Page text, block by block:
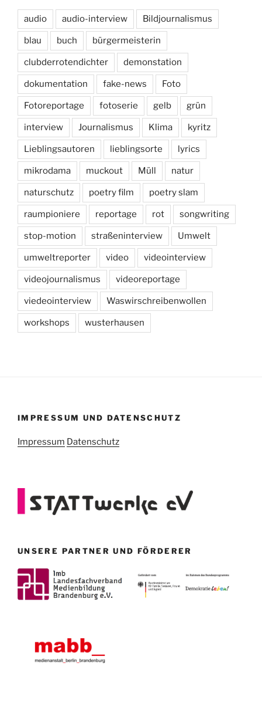
audio audio-interview Bildjournalismus
blau buch bürgermeisterin
clubderrotendichter demonstation
dokumentation fake-news Foto
Fotoreportage fotoserie gelb grün
interview Journalismus Klima kyritz
Lieblingsautoren lieblingsorte lyrics
mikrodama muckout Müll natur
naturschutz poetry film poetry slam
raumpioniere reportage rot songwriting
stop-motion straßeninterview Umwelt
umweltreporter video videointerview
videojournalismus videoreportage
viedeointerview Waswirschreibenwollen
workshops wusterhausen
IMPRESSUM UND DATENSCHUTZ
Impressum Datenschutz
UNSERE PARTNER UND FÖRDERER